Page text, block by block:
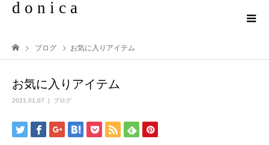
d o n i c a
ブログ お気に入りアイテム
お気に入りアイテム
2021.01.07 ブログ